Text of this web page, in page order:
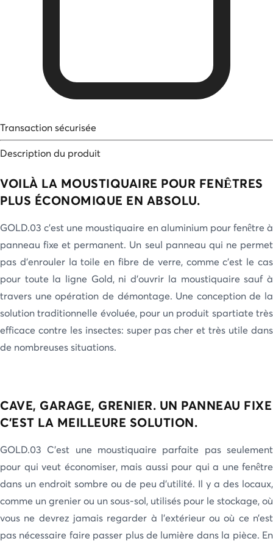
Transaction sécurisée
Description du produit
VOILÀ LA MOUSTIQUAIRE POUR FENÊTRES
PLUS ÉCONOMIQUE EN ABSOLU.
GOLD.03 c’est une moustiquaire en aluminium pour fenêtre à
panneau fixe et permanent. Un seul panneau qui ne permet
pas d’enrouler la toile en fibre de verre, comme c’est le cas
pour toute la ligne Gold, ni d’ouvrir la moustiquaire sauf à
travers une opération de démontage. Une conception de la
solution traditionnelle évoluée, pour un produit spartiate très
efficace contre les insectes: super pas cher et très utile dans
de nombreuses situations.
CAVE, GARAGE, GRENIER. UN PANNEAU FIXE
C'EST LA MEILLEURE SOLUTION.
GOLD.03 C’est une moustiquaire parfaite pas seulement
pour qui veut économiser, mais aussi pour qui a une fenêtre
dans un endroit sombre ou de peu d’utilité. Il y a des locaux,
comme un grenier ou un sous-sol, utilisés pour le stockage, où
vous ne devrez jamais regarder à l’extérieur ou où ce n’est
pas nécessaire faire passer plus de lumière dans la pièce. En